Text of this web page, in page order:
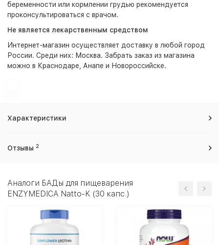
беременности или кормлении грудью рекомендуется
проконсультироваться с врачом.
Не является лекарственным средством
Интернет-магазин осуществляет доставку в любой город
России. Среди них: Москва. Забрать заказ из магазина
можно в Краснодаре, Анапе и Новороссийске.
Характеристики
Отзывы 2
Аналоги БАДы для пищеварения
ENZYMEDICA Natto-K (30 капс.)